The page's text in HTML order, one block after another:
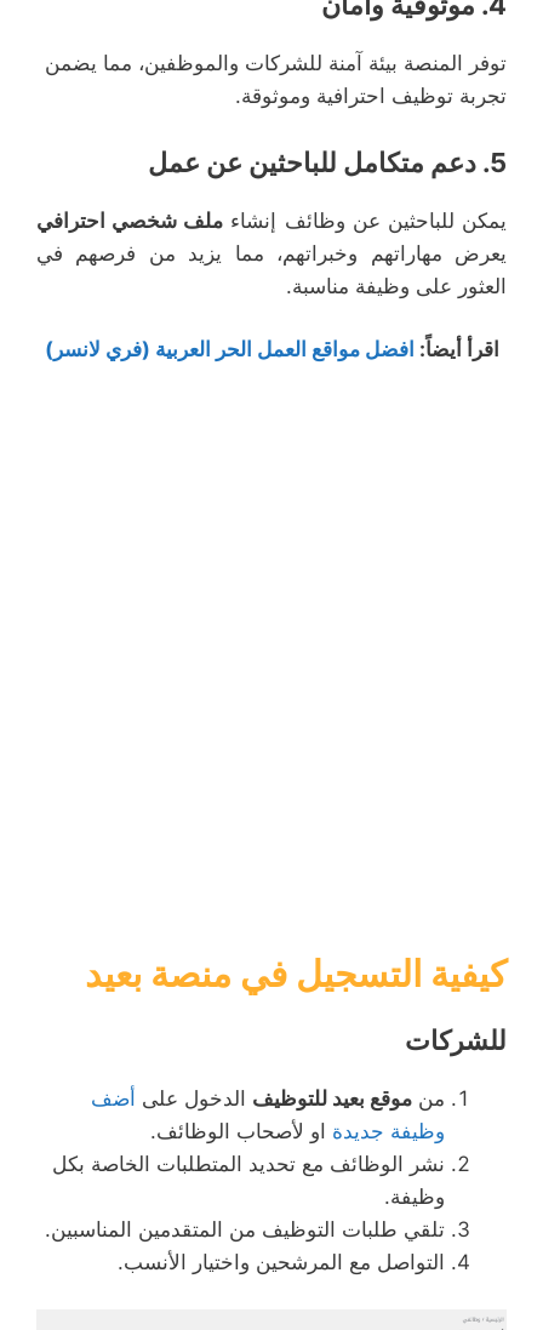
توفر المنصة بيئة آمنة للشركات والموظفين، مما يضمن
تجربة توظيف احترافية وموثوقة.
5. دعم متكامل للباحثين عن عمل
يمكن للباحثين عن وظائف إنشاء ملف شخصي احترافي
يعرض مهاراتهم وخبراتهم، مما يزيد من فرصهم في
العثور على وظيفة مناسبة.
اقرأ أيضاً: افضل مواقع العمل الحر العربية (فري لانسر)
كيفية التسجيل في منصة بعيد
للشركات
من موقع بعيد للتوظيف الدخول على أضف
وظيفة جديدة او لأصحاب الوظائف.
نشر الوظائف مع تحديد المتطلبات الخاصة بكل
وظيفة.
تلقي طلبات التوظيف من المتقدمين المناسبين.
التواصل مع المرشحين واختيار الأنسب.